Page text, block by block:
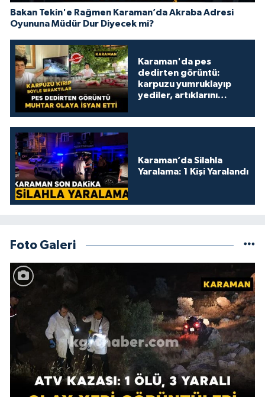
Bakan Tekin'e Rağmen Karaman’da Akraba Adresi
Oyununa Müdür Dur Diyecek mi?
Karaman'da pes
dedirten görüntü:
karpuzu yumruklayıp
yediler, artıklarını
Karaman’da Silahla
Yaralama: 1 Kişi Yaralandı
Foto Galeri